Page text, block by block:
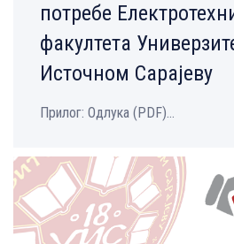
потребе
факултета
Источном Сарајеву
Прилог: Одлука (PDF)...